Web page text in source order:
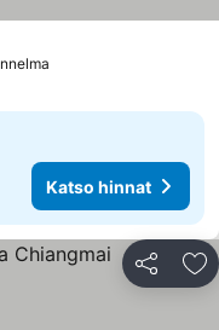
Katso hinnat
Jaa